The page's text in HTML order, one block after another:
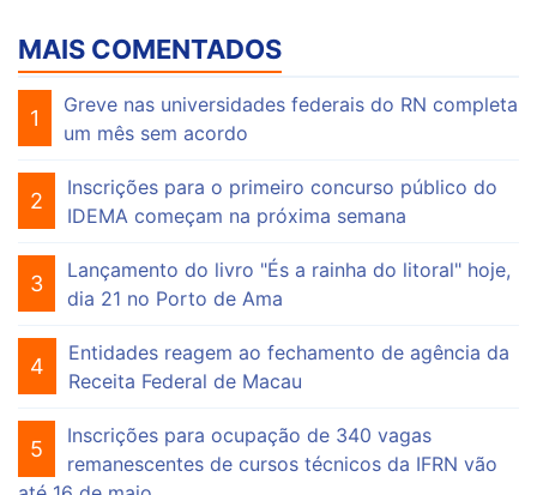
MAIS COMENTADOS
1
Greve nas universidades federais do RN completa
um mês sem acordo
2
Inscrições para o primeiro concurso público do
IDEMA começam na próxima semana
3
Lançamento do livro "És a rainha do litoral" hoje,
dia 21 no Porto de Ama
4
Entidades reagem ao fechamento de agência da
Receita Federal de Macau
5
Inscrições para ocupação de 340 vagas
remanescentes de cursos técnicos da IFRN vão